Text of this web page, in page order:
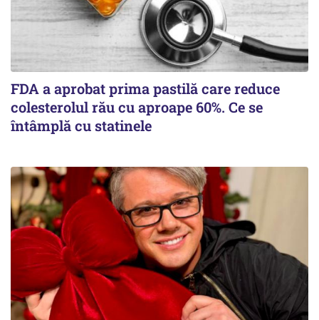
FDA a aprobat prima pastilă care reduce
colesterolul rău cu aproape 60%. Ce se
întâmplă cu statinele